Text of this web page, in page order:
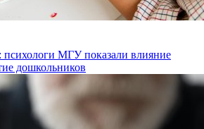
психологи МГУ показали влияние
дошкольников